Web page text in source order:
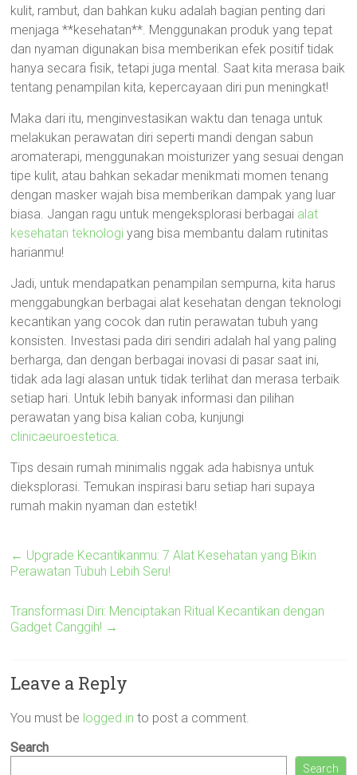
kulit, rambut, dan bahkan kuku adalah bagian penting dari
menjaga **kesehatan**. Menggunakan produk yang tepat
dan nyaman digunakan bisa memberikan efek positif tidak
hanya secara fisik, tetapi juga mental. Saat kita merasa baik
tentang penampilan kita, kepercayaan diri pun meningkat!
Maka dari itu, menginvestasikan waktu dan tenaga untuk
melakukan perawatan diri seperti mandi dengan sabun
aromaterapi, menggunakan moisturizer yang sesuai dengan
tipe kulit, atau bahkan sekadar menikmati momen tenang
dengan masker wajah bisa memberikan dampak yang luar
biasa. Jangan ragu untuk mengeksplorasi berbagai alat
kesehatan teknologi yang bisa membantu dalam rutinitas
harianmu!
Jadi, untuk mendapatkan penampilan sempurna, kita harus
menggabungkan berbagai alat kesehatan dengan teknologi
kecantikan yang cocok dan rutin perawatan tubuh yang
konsisten. Investasi pada diri sendiri adalah hal yang paling
berharga, dan dengan berbagai inovasi di pasar saat ini,
tidak ada lagi alasan untuk tidak terlihat dan merasa terbaik
setiap hari. Untuk lebih banyak informasi dan pilihan
perawatan yang bisa kalian coba, kunjungi
clinicaeuroestetica.
Tips desain rumah minimalis nggak ada habisnya untuk
dieksplorasi. Temukan inspirasi baru setiap hari supaya
rumah makin nyaman dan estetik!
← Upgrade Kecantikanmu: 7 Alat Kesehatan yang Bikin
Perawatan Tubuh Lebih Seru!
Transformasi Diri: Menciptakan Ritual Kecantikan dengan
Gadget Canggih! →
Leave a Reply
You must be logged in to post a comment.
Search
Search